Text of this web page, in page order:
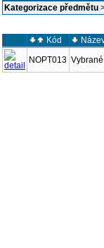
Kategorizace předmětu
Kód
NOPT013